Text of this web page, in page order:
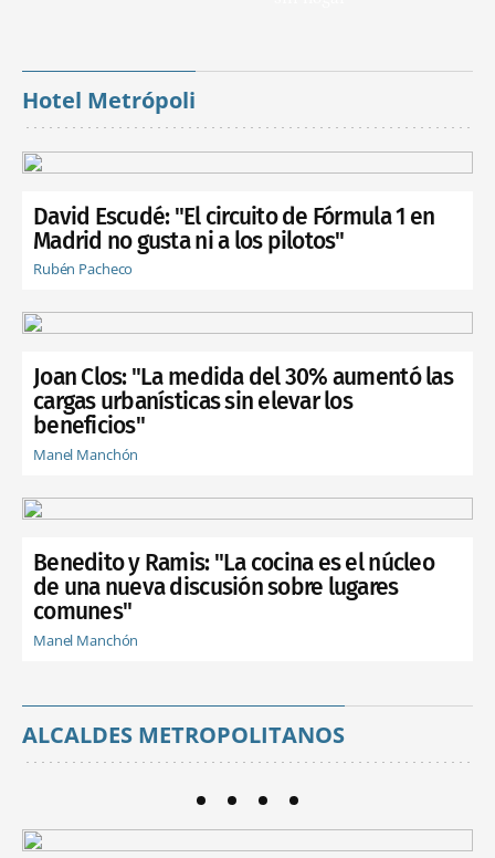
Hotel Metrópoli
David Escudé: "El circuito de Fórmula 1 en
Madrid no gusta ni a los pilotos"
Rubén Pacheco
Joan Clos: "La medida del 30% aumentó las
cargas urbanísticas sin elevar los
beneficios"
Manel Manchón
Benedito y Ramis: "La cocina es el núcleo
de una nueva discusión sobre lugares
comunes"
Manel Manchón
ALCALDES METROPOLITANOS